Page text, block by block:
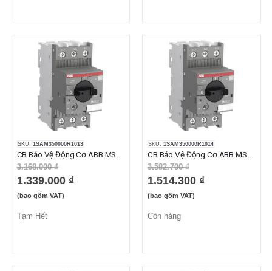
SKU: 1SAM350000R1013
3.168.000 ₫
1.339.000 ₫
(bao gồm VAT)
Tạm Hết
SKU: 1SAM350000R1014
3.582.700 ₫
1.514.300 ₫
(bao gồm VAT)
Còn hàng